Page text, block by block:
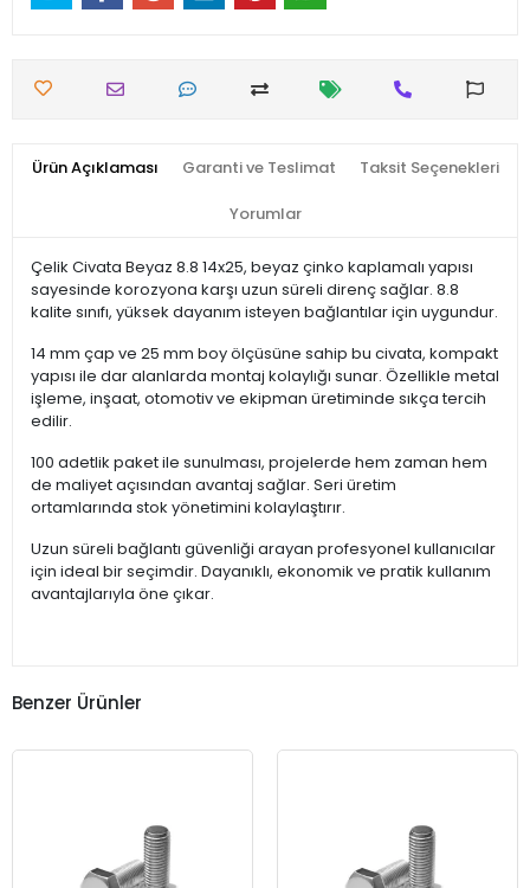
Ürün Açıklaması Garanti ve Teslimat Taksit Seçenekleri
Yorumlar
Çelik Civata Beyaz 8.8 14x25, beyaz çinko kaplamalı yapısı
sayesinde korozyona karşı uzun süreli direnç sağlar. 8.8
kalite sınıfı, yüksek dayanım isteyen bağlantılar için uygundur.
14 mm çap ve 25 mm boy ölçüsüne sahip bu civata, kompakt
yapısı ile dar alanlarda montaj kolaylığı sunar. Özellikle metal
işleme, inşaat, otomotiv ve ekipman üretiminde sıkça tercih
edilir.
100 adetlik paket ile sunulması, projelerde hem zaman hem
de maliyet açısından avantaj sağlar. Seri üretim
ortamlarında stok yönetimini kolaylaştırır.
Uzun süreli bağlantı güvenliği arayan profesyonel kullanıcılar
için ideal bir seçimdir. Dayanıklı, ekonomik ve pratik kullanım
avantajlarıyla öne çıkar.
Benzer Ürünler